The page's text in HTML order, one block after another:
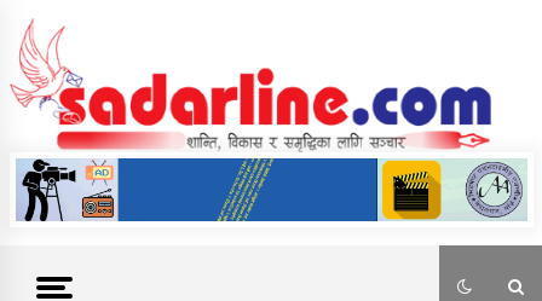
content
News For Nepal